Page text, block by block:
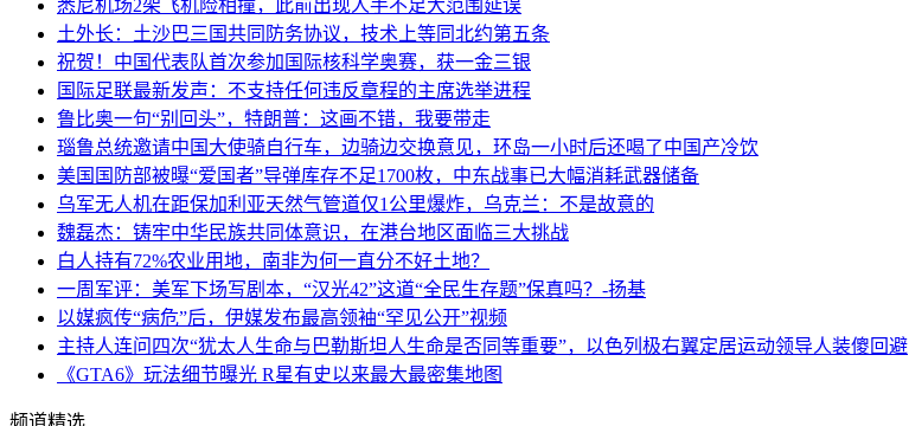
悉尼机场2架飞机险相撞，此前出现人手不足大范围延误
土外长：土沙巴三国共同防务协议，技术上等同北约第五条
祝贺！中国代表队首次参加国际核科学奥赛，获一金三银
国际足联最新发声：不支持任何违反章程的主席选举进程
鲁比奥一句“别回头”，特朗普：这画不错，我要带走
瑙鲁总统邀请中国大使骑自行车，边骑边交换意见，环岛一小时后还喝了中国产冷饮
美国国防部被曝“爱国者”导弹库存不足1700枚，中东战事已大幅消耗武器储备
乌军无人机在距保加利亚天然气管道仅1公里爆炸，乌克兰：不是故意的
魏磊杰：铸牢中华民族共同体意识，在港台地区面临三大挑战
白人持有72%农业用地，南非为何一直分不好土地？
一周军评：美军下场写剧本，“汉光42”这道“全民生存题”保真吗？-扬基
以媒疯传“病危”后，伊媒发布最高领袖“罕见公开”视频
主持人连问四次“犹太人生命与巴勒斯坦人生命是否同等重要”，以色列极右翼定居运动领导人装傻回避
《GTA6》玩法细节曝光 R星有史以来最大最密集地图
频道精选